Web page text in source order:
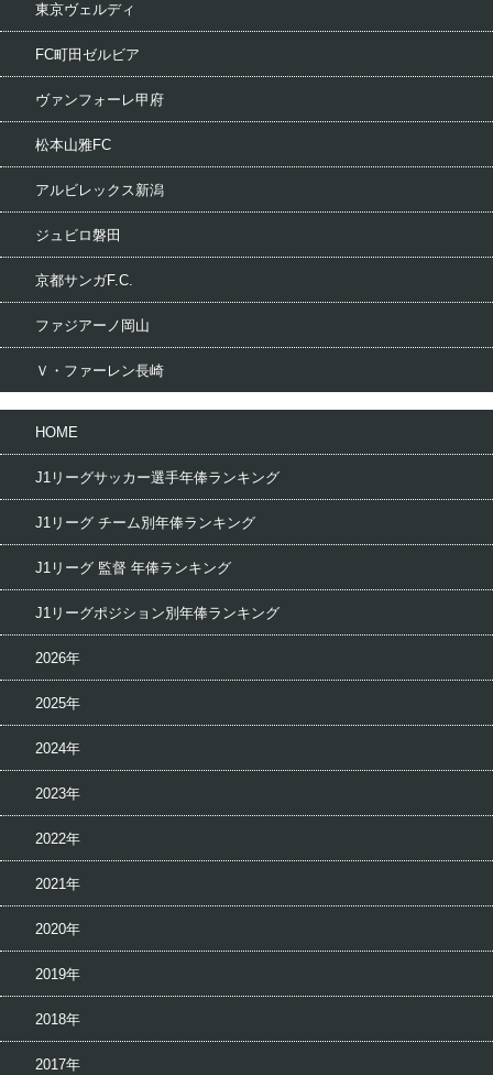
東京ヴェルディ
FC町田ゼルビア
ヴァンフォーレ甲府
松本山雅FC
アルビレックス新潟
ジュビロ磐田
京都サンガF.C.
ファジアーノ岡山
Ｖ・ファーレン長崎
HOME
J1リーグサッカー選手年俸ランキング
J1リーグ チーム別年俸ランキング
J1リーグ 監督 年俸ランキング
J1リーグポジション別年俸ランキング
2026年
2025年
2024年
2023年
2022年
2021年
2020年
2019年
2018年
2017年